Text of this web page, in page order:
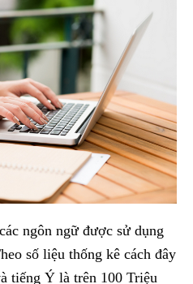
ngôn ngữ được sử dụng
số liệu thống kê cách đây
tiếng Ý là trên 100 Triệu